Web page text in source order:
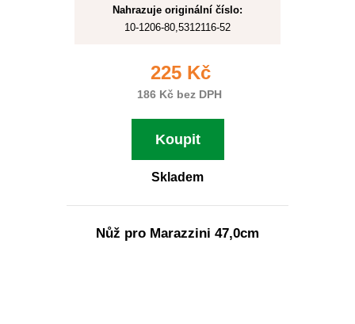
Nahrazuje originální číslo:
10-1206-80,5312116-52
225 Kč
186 Kč bez DPH
Koupit
Skladem
Nůž pro Marazzini 47,0cm